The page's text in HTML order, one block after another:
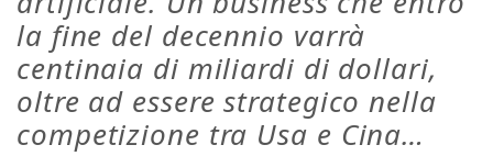
la fine del decennio varrà
centinaia di miliardi di dollari,
oltre ad essere strategico nella
competizione tra Usa e Cina…